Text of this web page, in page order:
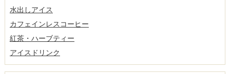
水出しアイス
カフェインレスコーヒー
紅茶・ハーブティー
アイスドリンク